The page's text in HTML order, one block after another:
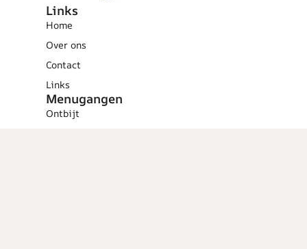
Links
Home
Over ons
Contact
Links
Menugangen
Ontbijt